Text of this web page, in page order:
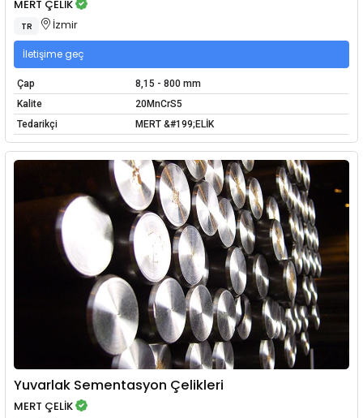
MERT ÇELİK
TR İzmir
İletişime geç
Çap
8,15 - 800 mm
Kalite
20MnCrS5
Tedarikçi
MERT &#199;ELİK
Yuvarlak Sementasyon Çelikleri
MERT ÇELİK